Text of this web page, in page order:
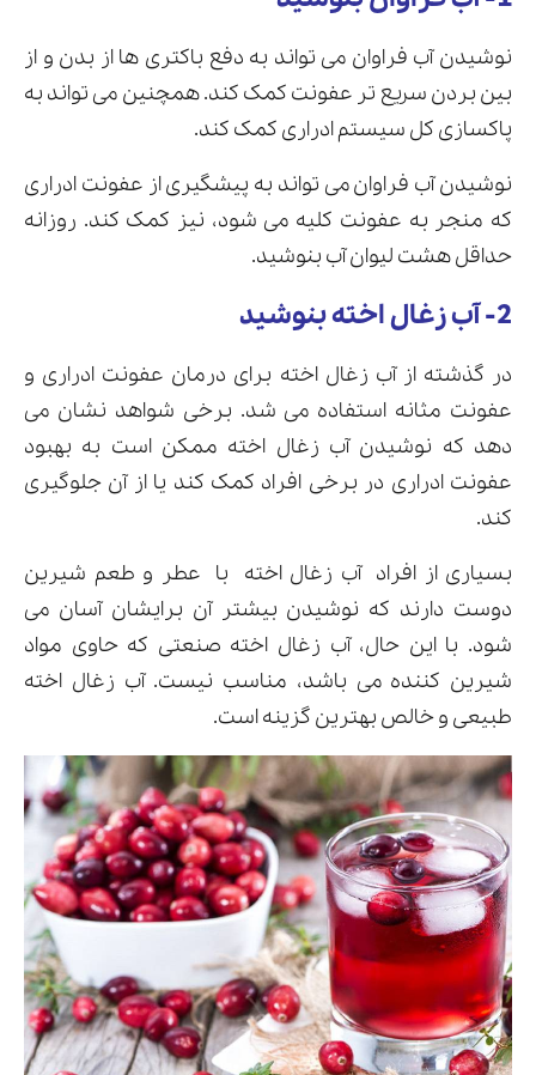
نوشیدن آب فراوان می تواند به دفع باکتری ها از بدن و از
بین بردن سریع تر عفونت کمک کند. همچنین می تواند به
پاکسازی کل سیستم ادراری کمک کند.
نوشیدن آب فراوان می تواند به پیشگیری از عفونت ادراری
که منجر به عفونت کلیه می شود، نیز کمک کند. روزانه
حداقل هشت لیوان آب بنوشید.
2- آب زغال اخته بنوشید
در گذشته از آب زغال اخته برای درمان عفونت ادراری و
عفونت مثانه استفاده می شد. برخی شواهد نشان می
دهد که نوشیدن آب زغال اخته ممکن است به بهبود
عفونت ادراری در برخی افراد کمک کند یا از آن جلوگیری
کند.
بسیاری از افرادآب زغال اخته با عطر و طعم شیرین
دوست دارند که نوشیدن بیشتر آن برایشان آسان می
شود. با این حال، آب زغال اخته صنعتی که حاوی مواد
شیرین کننده می باشد، مناسب نیست. آب زغال اخته
طبیعی و خالص بهترین گزینه است.